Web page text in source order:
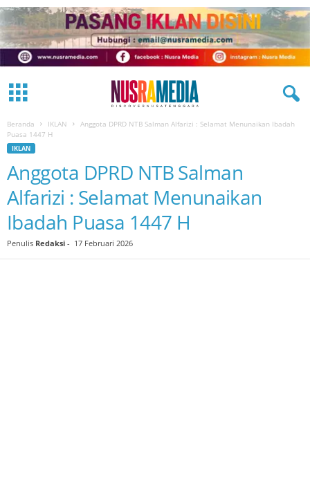
Beranda IKLAN
Anggota DPRD NTB Salman Alfarizi : Selamat Menunaikan Ibadah
Puasa 1447 H
IKLAN
Anggota DPRD NTB Salman
Alfarizi : Selamat Menunaikan
Ibadah Puasa 1447 H
Penulis Redaksi - 17 Februari 2026